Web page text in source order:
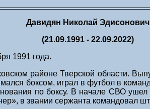
Давидян Николай Эдисонович
(21.09.1991 - 22.09.2022)
1991 года.
районе Тверской области.
боксом, играл в футбол в
по боксу. В начале СВО
в звании сержанта командовал